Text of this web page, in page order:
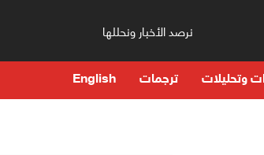
نرصد الأخبار ونحللها
وتحليلات ترجمات English